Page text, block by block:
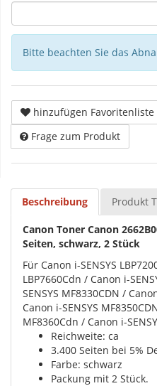
Bitte beachten Sie das
hinzufügen Favoritenliste
Frage zum Produkt
Beschreibung Produkt
Canon Toner Canon
Seiten, schwarz, 2 Stück
Für Canon i-SENSYS
LBP7660Cdn / Canon i-
SENSYS MF8330CDN /
Canon i-SENSYS
MF8360Cdn / Canon i-
Reichweite: ca
3.400 Seiten bei 5%
Farbe: schwarz
Packung mit 2 Stück.